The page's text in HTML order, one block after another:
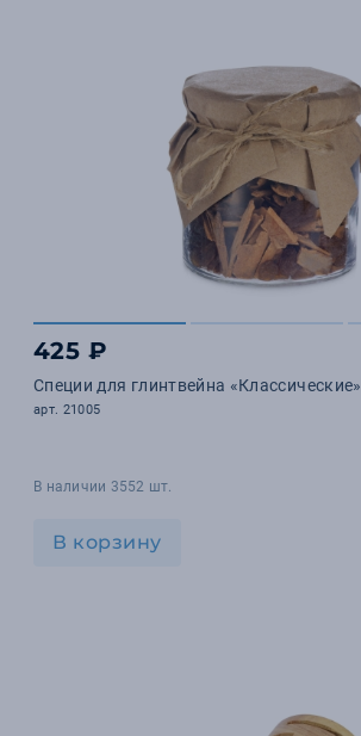
425 ₽
Специи для глинтвейна «Классические»
арт. 21005
В наличии 3552 шт.
В корзину